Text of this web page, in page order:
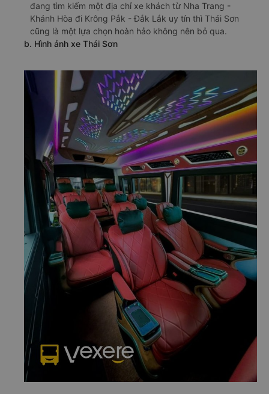
đang tìm kiếm một địa chỉ xe khách từ Nha Trang -
Khánh Hòa đi Krông Pắk - Đắk Lắk uy tín thì Thái Sơn
cũng là một lựa chọn hoàn hảo không nên bỏ qua.
b. Hình ảnh xe Thái Sơn